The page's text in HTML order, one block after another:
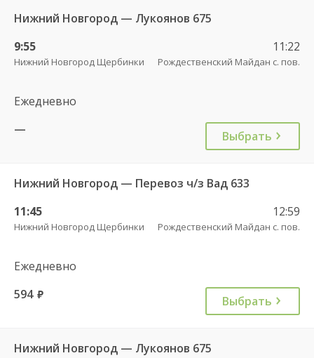
Нижний Новгород — Лукоянов 675
9:55
Нижний Новгород Щербинки
11:22
Рождественский Майдан с. пов.
Ежедневно
—
Выбрать
Нижний Новгород — Перевоз ч/з Вад 633
11:45
Нижний Новгород Щербинки
12:59
Рождественский Майдан с. пов.
Ежедневно
594 руб. Выбрать
Нижний Новгород — Лукоянов 675